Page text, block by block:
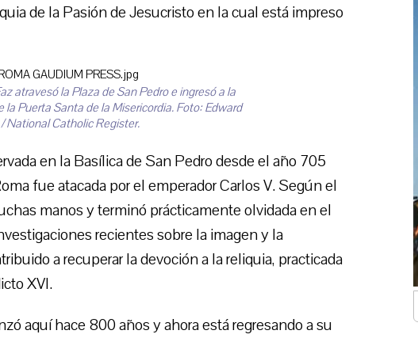
de la Pasión de Jesucristo en la cual está impreso
atravesó la Plaza de San Pedro e ingresó a la
Puerta Santa de la Misericordia. Foto: Edward
National Catholic Register.
en la Basílica de San Pedro desde el año 705
fue atacada por el emperador Carlos V. Según el
manos y terminó prácticamente olvidada en el
recientes sobre la imagen y la
a recuperar la devoción a la reliquia, practicada
XVI.
aquí hace 800 años y ahora está regresando a su